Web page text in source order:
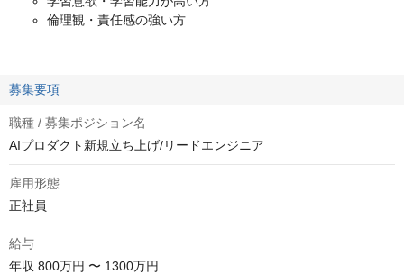
倫理観・責任感の強い方
募集要項
職種 / 募集ポジション名
AIプロダクト新規立ち上げ/リードエンジニア
雇用形態
正社員
給与
年収 800万円 〜 1300万円